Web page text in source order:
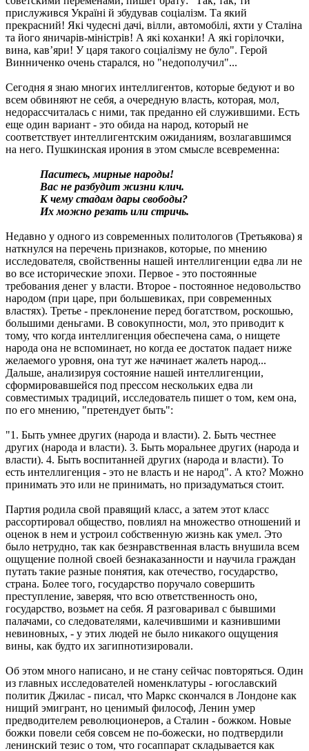
прислужився Українi й збудував соцiалiзм. Та який
прекрасний! Якi чудеснi дачi, вiлли, автомобiлi, яхти у Сталiна
та його яничарiв-мiнiстрiв! А якi коханки! А якi горiлочки,
вина, кав’яри! У царя такого соцiалiзму не було". Герой
Винниченко очень старался, но "недополучил"...
Сегодня я знаю многих интеллигентов, которые бедуют и во
всем обвиняют не себя, а очередную власть, которая, мол,
недорассчиталась с ними, так преданно ей служившими. Есть
еще один вариант - это обида на народ, который не
соответствует интеллигентским ожиданиям, возлагавшимся
на него. Пушкинская ирония в этом смысле всевременна:
Паситесь, мирные народы!
Вас не разбудит жизни клич.
К чему стадам дары свободы?
Их можно резать или стричь.
Недавно у одного из современных политологов (Третьякова) я
наткнулся на перечень признаков, которые, по мнению
исследователя, свойственны нашей интеллигенции едва ли не
во все исторические эпохи. Первое - это постоянные
требования денег у власти. Второе - постоянное недовольство
народом (при царе, при большевиках, при современных
властях). Третье - преклонение перед богатством, роскошью,
большими деньгами. В совокупности, мол, это приводит к
тому, что когда интеллигенция обеспечена сама, о нищете
народа она не вспоминает, но когда ее достаток падает ниже
желаемого уровня, она тут же начинает жалеть народ...
Дальше, анализируя состояние нашей интеллигенции,
сформировавшейся под прессом нескольких едва ли
совместимых традиций, исследователь пишет о том, кем она,
по его мнению, "претендует быть":
"1. Быть умнее других (народа и власти). 2. Быть честнее
других (народа и власти). 3. Быть моральнее других (народа и
власти). 4. Быть воспитанней других (народа и власти). То
есть интеллигенция - это не власть и не народ". А кто? Можно
принимать это или не принимать, но призадуматься стоит.
Партия родила свой правящий класс, а затем этот класс
рассортировал общество, повлиял на множество отношений и
оценок в нем и устроил собственную жизнь как умел. Это
было нетрудно, так как безнравственная власть внушила всем
ощущение полной своей безнаказанности и научила граждан
путать такие разные понятия, как отечество, государство,
страна. Более того, государство поручало совершить
преступление, заверяя, что всю ответственность оно,
государство, возьмет на себя. Я разговаривал с бывшими
палачами, со следователями, калечившими и казнившими
невиновных, - у этих людей не было никакого ощущения
вины, как будто их загипнотизировали.
Об этом много написано, и не стану сейчас повторяться. Один
из главных исследователей номенклатуры - югославский
политик Джилас - писал, что Маркс скончался в Лондоне как
нищий эмигрант, но ценимый философ, Ленин умер
предводителем революционеров, а Сталин - божком. Новые
божки повели себя совсем не по-божески, но подтвердили
ленинский тезис о том, что госаппарат складывается как